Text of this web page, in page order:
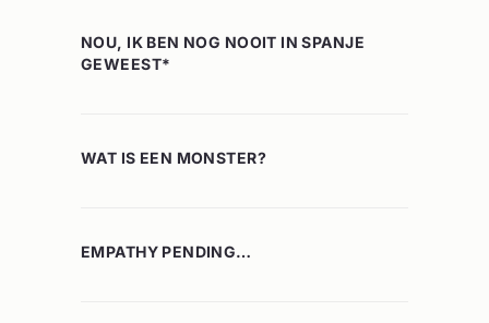
NOU, IK BEN NOG NOOIT IN SPANJE
GEWEEST*
WAT IS EEN MONSTER?
EMPATHY PENDING…